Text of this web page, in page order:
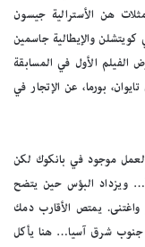
هن الأسترالية جيسون
كويتشلن والإيطالية جاسمين
الفيلم الأول في المسابقة
بورما، عن الإتجار في
العمل موجود في بانكوك لكن
ويزداد البؤس حين يتضح
يمتص الأقارب دمك
جنوب شرق آسيا… هنا يأكل